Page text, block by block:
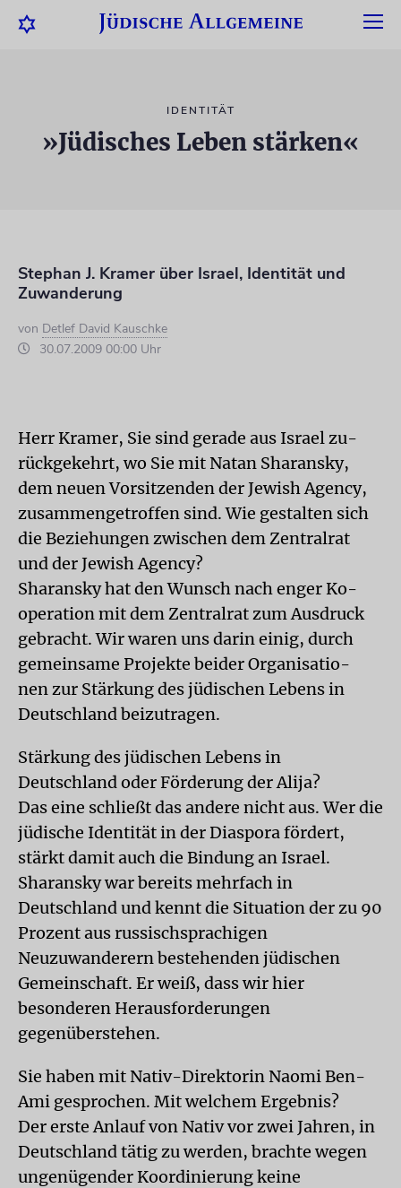
IDENTITÄT
»Jüdisches Leben stärken«
Stephan J. Kramer über Israel, Identität und
Zuwanderung
von Detlef David Kauschke
30.07.2009 00:00 Uhr
Herr Kramer, Sie sind gerade aus Israel zu-
rückgekehrt, wo Sie mit Natan Sharansky,
dem neuen Vorsitzenden der Jewish Agency,
zusammengetroffen sind. Wie gestalten sich
die Beziehungen zwischen dem Zentralrat
und der Jewish Agency?
Sharansky hat den Wunsch nach enger Ko-
operation mit dem Zentralrat zum Ausdruck
gebracht. Wir waren uns darin einig, durch
gemeinsame Projekte beider Organisatio-
nen zur Stärkung des jüdischen Lebens in
Deutschland beizutragen.
Stärkung des jüdischen Lebens in
Deutschland oder Förderung der Alija?
Das eine schließt das andere nicht aus. Wer die
jüdische Identität in der Diaspora fördert,
stärkt damit auch die Bindung an Israel.
Sharansky war bereits mehrfach in
Deutschland und kennt die Situation der zu 90
Prozent aus russischsprachigen
Neuzuwanderern bestehenden jüdischen
Gemeinschaft. Er weiß, dass wir hier
besonderen Herausforderungen
gegenüberstehen.
Sie haben mit Nativ-Direktorin Naomi Ben-
Ami gesprochen. Mit welchem Ergebnis?
Der erste Anlauf von Nativ vor zwei Jahren, in
Deutschland tätig zu werden, brachte wegen
ungenügender Koordinierung keine